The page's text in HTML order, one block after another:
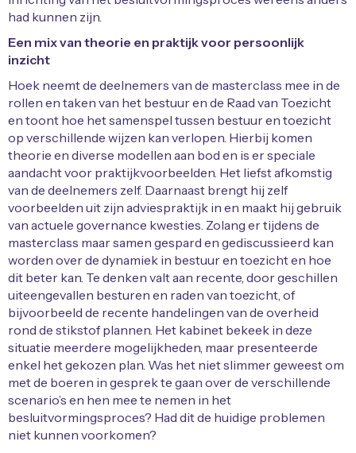
had kunnen zijn.
Een mix van theorie en praktijk voor persoonlijk
inzicht
Hoek neemt de deelnemers van de masterclass mee in de
rollen en taken van het bestuur en de Raad van Toezicht
en toont hoe het samenspel tussen bestuur en toezicht
op verschillende wijzen kan verlopen. Hierbij komen
theorie en diverse modellen aan bod en is er speciale
aandacht voor praktijkvoorbeelden. Het liefst afkomstig
van de deelnemers zelf. Daarnaast brengt hij zelf
voorbeelden uit zijn adviespraktijk in en maakt hij gebruik
van actuele governance kwesties. Zolang er tijdens de
masterclass maar samen gespard en gediscussieerd kan
worden over de dynamiek in bestuur en toezicht en hoe
dit beter kan. Te denken valt aan recente, door geschillen
uiteengevallen besturen en raden van toezicht, of
bijvoorbeeld de recente handelingen van de overheid
rond de stikstof plannen. Het kabinet bekeek in deze
situatie meerdere mogelijkheden, maar presenteerde
enkel het gekozen plan. Was het niet slimmer geweest om
met de boeren in gesprek te gaan over de verschillende
scenario’s en hen mee te nemen in het
besluitvormingsproces? Had dit de huidige problemen
niet kunnen voorkomen?